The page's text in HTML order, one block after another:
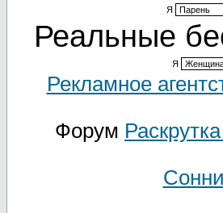
Я
Реальные
Я
Рекламное
Форум